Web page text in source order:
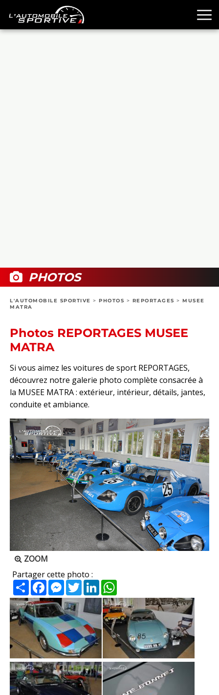
BOUTIQUE
PHOTOS
L'AUTOMOBILE SPORTIVE > PHOTOS > REPORTAGES > MUSEE
MATRA
Photos REPORTAGES MUSEE
MATRA
Si vous aimez les voitures de sport REPORTAGES,
découvrez notre galerie photo complète consacrée à
la MUSEE MATRA : extérieur, intérieur, détails, jantes,
conduite et ambiance.
ZOOM
Partager cette photo :
PartagerFacebookMessenger
TwitterLinkedIn